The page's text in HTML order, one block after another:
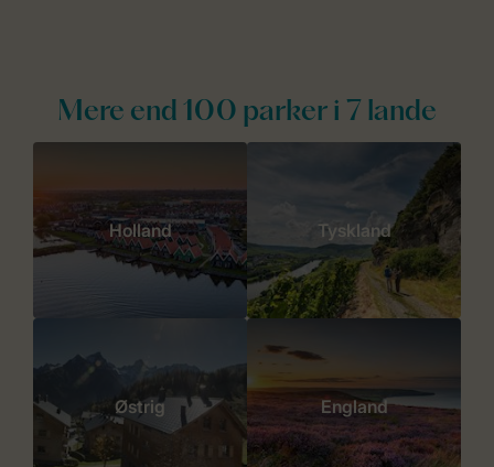
Mere end 100 parker i 7 lande
Holland Tyskland
Østrig England